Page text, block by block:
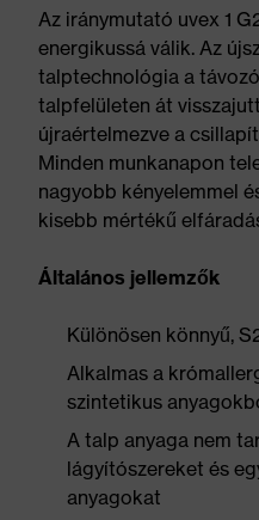
Az iránymutató uvex 1
energikussá válik. Az
talptechnológia a
talpfelületen át
újraértelmezve a
Minden munkanapon
nagyobb kényelemmel
kisebb mértékű
Általános jellemzők
Különösen könnyű,
Alkalmas a
szintetikus
A talp anyaga nem
lágyítószereket és
anyagokat